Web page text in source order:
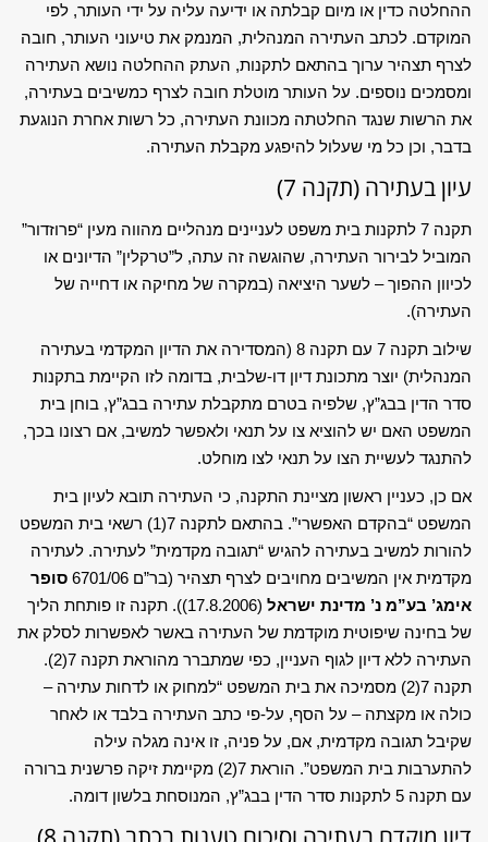
ההחלטה כדין או מיום קבלתה או ידיעה עליה על ידי העותר, לפי
המוקדם. לכתב העתירה המנהלית, המנמק את טיעוני העותר, חובה
לצרף תצהיר ערוך בהתאם לתקנות, העתק ההחלטה נושא העתירה
ומסמכים נוספים. על העותר מוטלת חובה לצרף כמשיבים בעתירה,
את הרשות שנגד החלטתה מכוונת העתירה, כל רשות אחרת הנוגעת
בדבר, וכן כל מי שעלול להיפגע מקבלת העתירה.
עיון בעתירה (תקנה 7)
תקנה 7 לתקנות בית משפט לעניינים מנהליים מהווה מעין “פרוזדור”
המוביל לבירור העתירה, שהוגשה זה עתה, ל”טרקלין” הדיונים או
לכיוון ההפוך – לשער היציאה (במקרה של מחיקה או דחייה של
העתירה).
שילוב תקנה 7 עם תקנה 8 (המסדירה את הדיון המקדמי בעתירה
המנהלית) יוצר מתכונת דיון דו-שלבית, בדומה לזו הקיימת בתקנות
סדר הדין בבג”ץ, שלפיה בטרם מתקבלת עתירה בבג”ץ, בוחן בית
המשפט האם יש להוציא צו על תנאי ולאפשר למשיב, אם רצונו בכך,
להתנגד לעשיית הצו על תנאי לצו מוחלט.
אם כן, כעניין ראשון מציינת התקנה, כי העתירה תובא לעיון בית
המשפט “בהקדם האפשרי”. בהתאם לתקנה 7(1) רשאי בית המשפט
להורות למשיב בעתירה להגיש “תגובה מקדמית” לעתירה. לעתירה
מקדמית אין המשיבים מחויבים לצרף תצהיר (בר”ם 6701/06
סופר
אימג’ בע”מ נ’ מדינת ישראל
(17.8.2006)). תקנה זו פותחת הליך
של בחינה שיפוטית מוקדמת של העתירה באשר לאפשרות לסלק את
העתירה ללא דיון לגוף העניין, כפי שמתברר מהוראת תקנה 7(2).
תקנה 7(2) מסמיכה את בית המשפט “למחוק או לדחות עתירה –
כולה או מקצתה – על הסף, על-פי כתב העתירה בלבד או לאחר
שקיבל תגובה מקדמית, אם, על פניה, זו אינה מגלה עילה
להתערבות בית המשפט”. הוראת 7(2) מקיימת זיקה פרשנית ברורה
עם תקנה 5 לתקנות סדר הדין בבג”ץ, המנוסחת בלשון דומה.